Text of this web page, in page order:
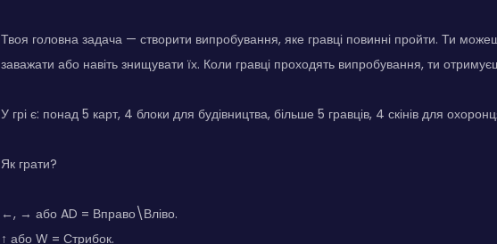
Твоя головна задача — створити випробування, яке гравці повинні пройти. Ти
заважати або навіть знищувати їх. Коли гравці проходять випробування, ти
У грі є: понад 5 карт, 4 блоки для будівництва, більше 5 гравців, 4 скінів для
Як грати?
←, → або AD = Вправо\Вліво.
↑ або W = Стрибок.